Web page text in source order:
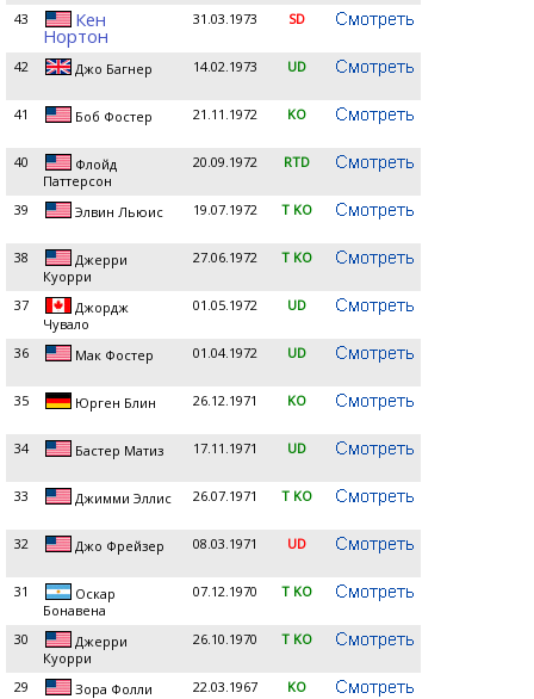
43 Кен
Нортон
31.03.1973 SD
42 Джо Багнер 14.02.1973 UD
41 Боб Фостер 21.11.1972 KO
40
Флойд
Паттерсон
20.09.1972 RTD
39 Элвин Льюис 19.07.1972 T KO
38
Джерри
Куорри
27.06.1972 T KO
37
Джордж
Чувало
01.05.1972 UD
36 Мак Фостер 01.04.1972 UD
35 Юрген Блин 26.12.1971 KO
34 Бастер Матиз 17.11.1971 UD
33 Джимми Эллис 26.07.1971 T KO
32 Джо Фрейзер 08.03.1971 UD
31
Оскар
Бонавена
07.12.1970 T KO
30
Джерри
Куорри
26.10.1970 T KO
29 Зора Фолли 22.03.1967 KO